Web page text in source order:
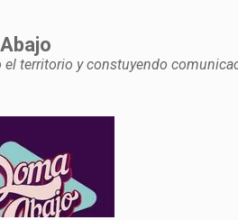
el territorio y constuyendo